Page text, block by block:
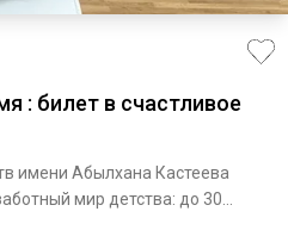
: билет в счастливое
имени Абылхана Кастеева
мир детства: до 30